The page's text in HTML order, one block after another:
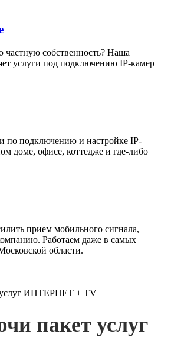
частную собственность? Наша
услуги под подключению IP-камер
по подключению и настройке IP-
доме, офисе, коттедже и где-либо
прием мобильного сигнала,
Работаем даже в самых
области.
пакет услуг